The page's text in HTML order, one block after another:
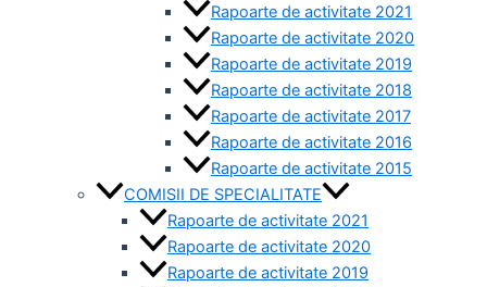
Rapoarte de activitate 2021
Rapoarte de activitate 2020
Rapoarte de activitate 2019
Rapoarte de activitate 2018
Rapoarte de activitate 2017
Rapoarte de activitate 2016
Rapoarte de activitate 2015
COMISII DE SPECIALITATE
Rapoarte de activitate 2021
Rapoarte de activitate 2020
Rapoarte de activitate 2019